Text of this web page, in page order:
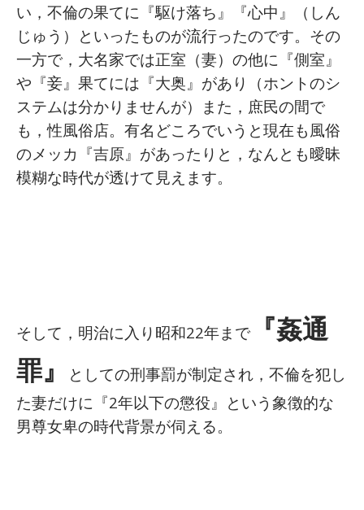
い，不倫の果てに『駆け落ち』『心中』（しん
じゅう）といったものが流行ったのです。その
一方で，大名家では正室（妻）の他に『側室』
や『妾』果てには『大奥』があり（ホントのシ
ステムは分かりませんが）また，庶民の間で
も，性風俗店。有名どころでいうと現在も風俗
のメッカ『吉原』があったりと，なんとも曖昧
模糊な時代が透けて見えます。
そして，明治に入り昭和22年まで
『姦通
罪』
としての刑事罰が制定され，不倫を犯し
た妻だけに『2年以下の懲役』という象徴的な
男尊女卑の時代背景が伺える。